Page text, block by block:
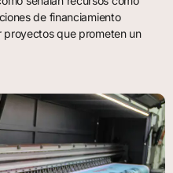
de financiamiento
que prometen un